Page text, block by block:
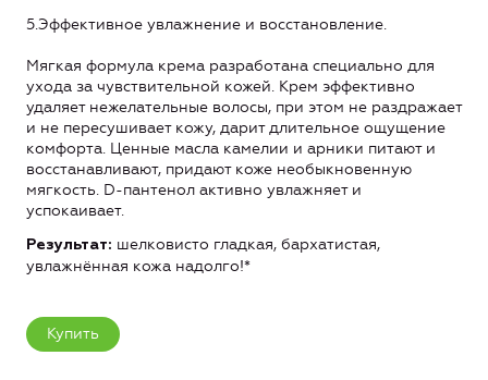
5.Эффективное увлажнение и восстановление.
Мягкая формула крема разработана специально для
ухода за чувствительной кожей. Крем эффективно
удаляет нежелательные волосы, при этом не раздражает
и не пересушивает кожу, дарит длительное ощущение
комфорта. Ценные масла камелии и арники питают и
восстанавливают, придают коже необыкновенную
мягкость. D-пантенол активно увлажняет и
успокаивает.
Результат: шелковисто гладкая, бархатистая,
увлажнённая кожа надолго!*
Купить